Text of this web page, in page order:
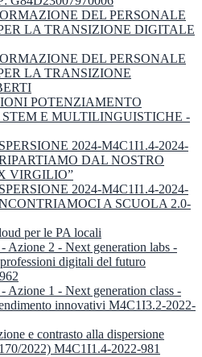
DEL PERSONALE
LA TRANSIZIONE DIGITALE
DEL PERSONALE
LA TRANSIZIONE
POTENZIAMENTO
E MULTILINGUISTICHE -
2024-M4C1I1.4-2024-
DAL NOSTRO
VIRGILIO”
2024-M4C1I1.4-2024-
A SCUOLA 2.0-
per le PA locali
Azione 2 - Next generation labs -
digitali del futuro
Azione 1 - Next generation class -
innovativi M4C1I3.2-2022-
e contrasto alla dispersione
2022) M4C1I1.4-2022-981